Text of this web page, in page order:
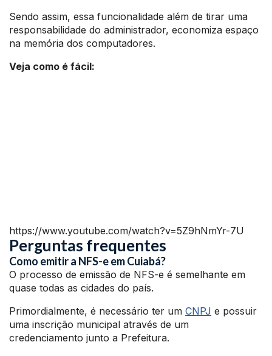
Sendo assim, essa funcionalidade além de tirar uma
responsabilidade do administrador, economiza espaço
na memória dos computadores.
Veja como é fácil:
https://www.youtube.com/watch?v=5Z9hNmYr-7U
Perguntas frequentes
Como emitir a NFS-e em Cuiabá?
O processo de emissão de NFS-e é semelhante em
quase todas as cidades do país.
Primordialmente, é necessário ter um CNPJ e possuir
uma inscrição municipal através de um
credenciamento junto a Prefeitura.